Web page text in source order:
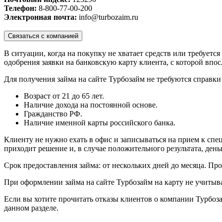
Телефон: 8-800-77-00-200
Электронная почта: info@turbozaim.ru
Связаться с компанией
В ситуации, когда на покупку не хватает средств или
одобрения заявки на банковскую карту клиента, с которой
Для получения займа на сайте Турбозайм не требуются
Возраст от 21 до 65 лет.
Наличие дохода на постоянной основе.
Гражданство РФ.
Наличие именной карты российского банка.
Клиенту не нужно ехать в офис и записываться на прием к
приходит решение и, в случае положительного результата,
Срок предоставления займа: от нескольких дней до месяца.
При оформлении займа на сайте Турбозайм на карту не
Если вы хотите прочитать отказы клиентов о компании
данном разделе.